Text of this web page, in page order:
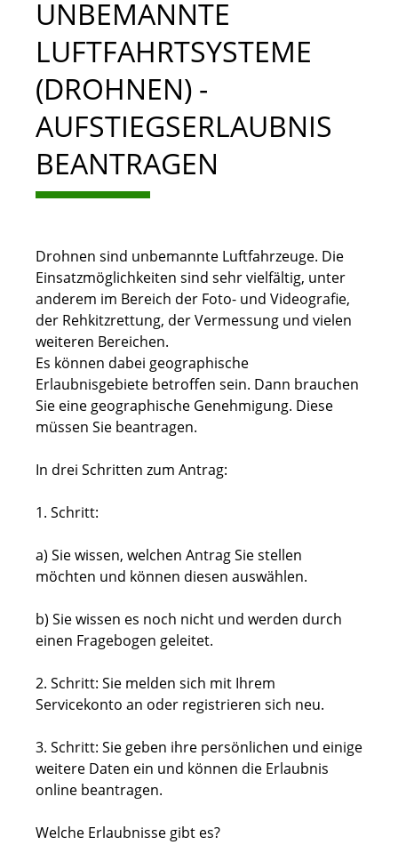
UNBEMANNTE
LUFTFAHRTSYSTEME
(DROHNEN) -
AUFSTIEGSERLAUBNIS
BEANTRAGEN
Drohnen sind unbemannte Luftfahrzeuge. Die
Einsatzmöglichkeiten sind sehr vielfältig, unter
anderem im Bereich der Foto- und Videografie,
der Rehkitzrettung, der Vermessung und vielen
weiteren Bereichen.
Es können dabei geographische
Erlaubnisgebiete betroffen sein. Dann brauchen
Sie eine geographische Genehmigung. Diese
müssen Sie beantragen.
In drei Schritten zum Antrag:
1. Schritt:
a) Sie wissen, welchen Antrag Sie stellen
möchten und können diesen auswählen.
b) Sie wissen es noch nicht und werden durch
einen Fragebogen geleitet.
2. Schritt: Sie melden sich mit Ihrem
Servicekonto an oder registrieren sich neu.
3. Schritt: Sie geben ihre persönlichen und einige
weitere Daten ein und können die Erlaubnis
online beantragen.
Welche Erlaubnisse gibt es?